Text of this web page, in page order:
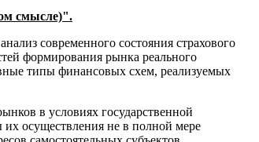
смысле)".
современного состояния страхового
формирования рынка реального
типы финансовых схем, реализуемых
в условиях государственной
осуществления не в полной мере